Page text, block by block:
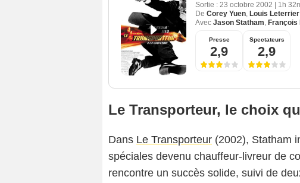
Sortie : 23 octobre 2002
1h
De Corey Yuen, Louis Leterrier
Avec Jason Statham, François
Presse
2,9
Spectateurs
2,9
Le Transporteur, le choix
Dans Le Transporteur (2002), Statham
spéciales devenu chauffeur-livreur de
rencontre un succès solide, suivi de